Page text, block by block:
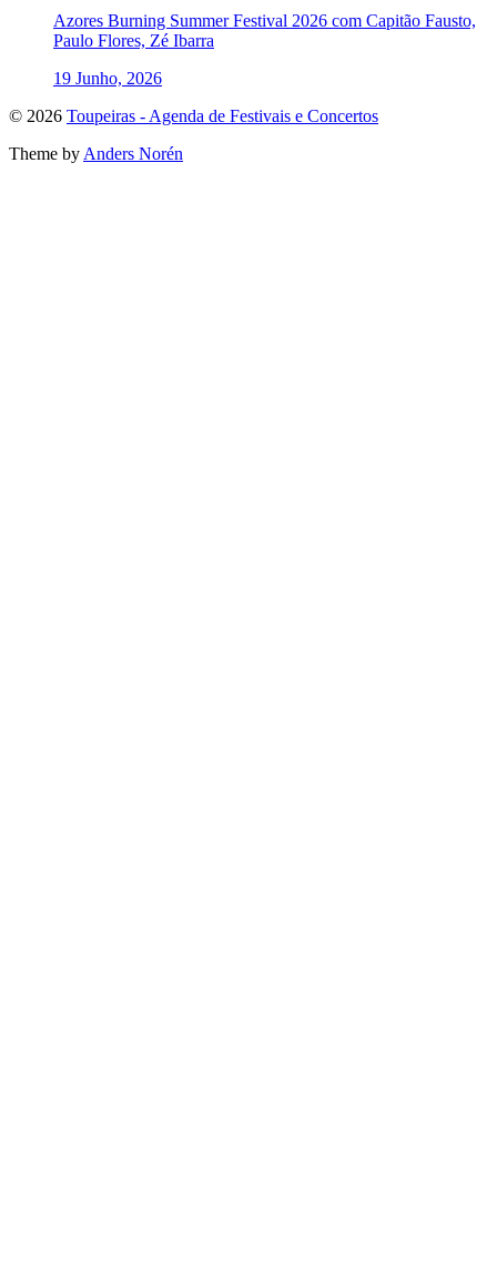
Azores Burning Summer Festival 2026 com Capitão Fausto,
Paulo Flores, Zé Ibarra
19 Junho, 2026
To
top
© 2026 Toupeiras - Agenda de Festivais e Concertos
Theme by Anders Norén